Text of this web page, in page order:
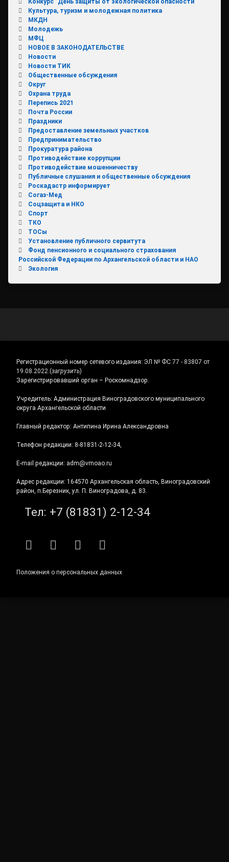
Конкурс "День защиты от экологической опасности"
Культура, туризм и молодежная политика
МКДН
Молодежь
МФЦ
НОВОЕ В ЗАКОНОДАТЕЛЬСТВЕ
Новости
Новости ТИК
Общественные обсуждения
Округ
Охрана труда
Перепись 2021
Почта России
Праздники
Предоставление земельных участков
Предпринимательство
Прокуратура района
Противодействие коррупции
Противодействие мошенничеству
Публичные слушания и общественные обсуждения
Роскадастр информирует
Согаз-Мед
Соцзащита и НКО
Спорт
ТКО
ТОСы
Установление публичного сервитута
Фонд пенсионного и социального страхования
Российской Федерации по Архангельской области и НАО
Экология
Регистрационный номер сетевого издания: ЭЛ № ФС 77 - 83807 от
19.08.2022.(загрузить)
Зарегистрировавший орган – Роскомнадзор.
Учредитель: Администрация Виноградовского муниципального
округа Архангельской области
Главный редактор: Антипина Ирина Александровна
Телефон редакции: 8-81831-2-12-34,
E-mail редакции: adm@vmoao.ru
Адрес редакции: 164570 Архангельская область, Виноградовский
район, п.Березник, ул. П. Виноградова, д. 83.
Тел: +7 (81831) 2-12-34
RSS E-mailВКонтакте
Telegram
Положения о персональных данных